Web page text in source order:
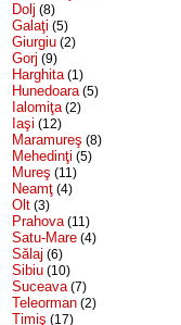
Dolj (8)
Galaţi (5)
Giurgiu (2)
Gorj (9)
Harghita (1)
Hunedoara (5)
Ialomiţa (2)
Iaşi (12)
Maramureş (8)
Mehedinţi (5)
Mureş (11)
Neamţ (4)
Olt (3)
Prahova (11)
Satu-Mare (4)
Sălaj (6)
Sibiu (10)
Suceava (7)
Teleorman (2)
Timiş (17)